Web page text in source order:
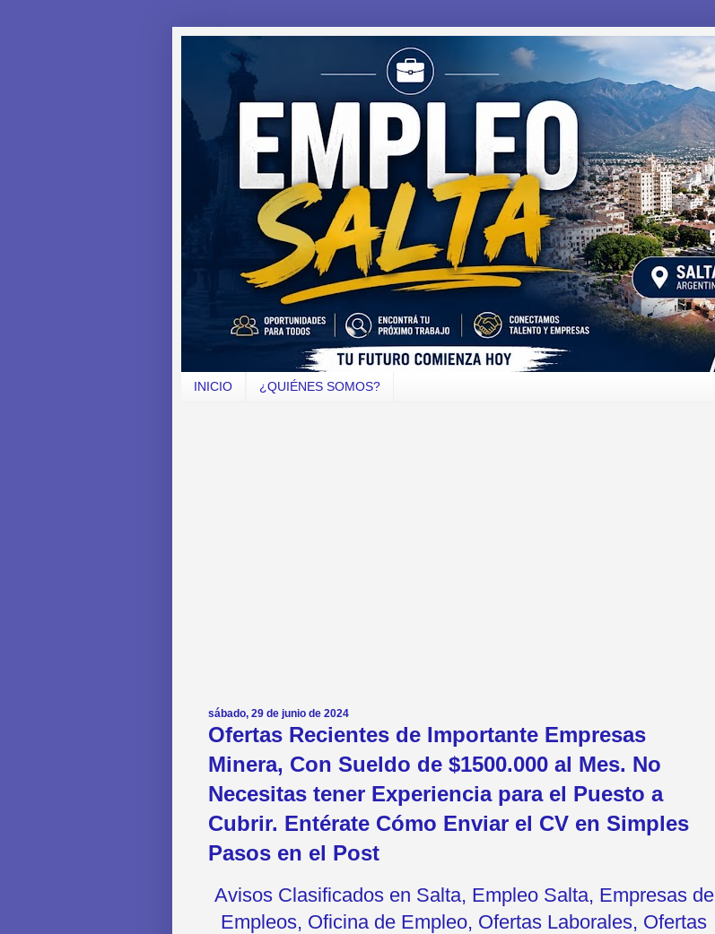
INICIO ¿QUIÉNES SOMOS?
sábado, 29 de junio de 2024
Ofertas Recientes de Importante Empresas
Minera, Con Sueldo de $1500.000 al Mes. No
Necesitas tener Experiencia para el Puesto a
Cubrir. Entérate Cómo Enviar el CV en Simples
Pasos en el Post
Avisos Clasificados en Salta, Empleo Salta, Empresas de
Empleos, Oficina de Empleo, Ofertas Laborales, Ofertas